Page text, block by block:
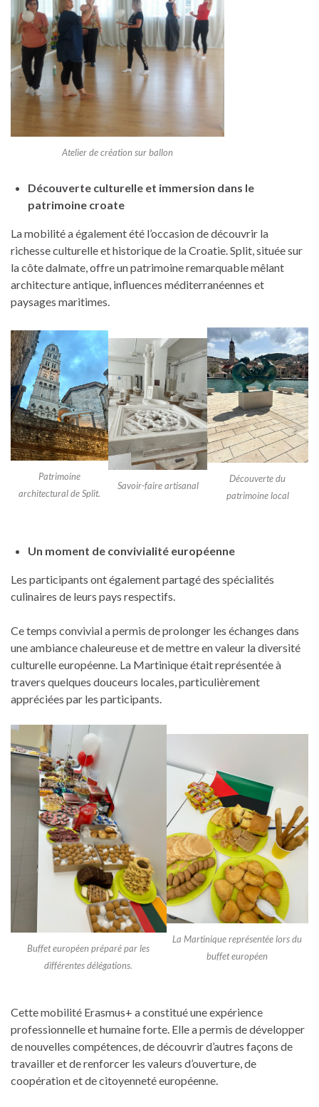
Atelier de création sur ballon
Découverte culturelle et immersion dans le
patrimoine croate
La mobilité a également été l’occasion de découvrir la
richesse culturelle et historique de la Croatie. Split, située sur
la côte dalmate, offre un patrimoine remarquable mêlant
architecture antique, influences méditerranéennes et
paysages maritimes.
Patrimoine
architectural de Split.
Savoir-faire artisanal
Découverte du
patrimoine local
Un moment de convivialité européenne
Les participants ont également partagé des spécialités
culinaires de leurs pays respectifs.
Ce temps convivial a permis de prolonger les échanges dans
une ambiance chaleureuse et de mettre en valeur la diversité
culturelle européenne. La Martinique était représentée à
travers quelques douceurs locales, particulièrement
appréciées par les participants.
Buffet européen préparé par les
différentes délégations.
La Martinique représentée lors du
buffet européen
Cette mobilité Erasmus+ a constitué une expérience
professionnelle et humaine forte. Elle a permis de développer
de nouvelles compétences, de découvrir d’autres façons de
travailler et de renforcer les valeurs d’ouverture, de
coopération et de citoyenneté européenne.